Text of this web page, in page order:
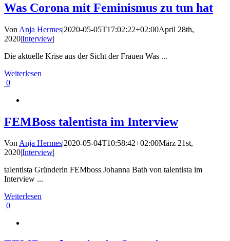
Was Corona mit Feminismus zu tun hat
Von Anja Hermes|2020-05-05T17:02:22+02:00April 28th,
2020|Interview|
Die aktuelle Krise aus der Sicht der Frauen Was ...
Weiterlesen
0
FEMBoss talentista im Interview
VonAnja Hermes|2020-05-04T10:58:42+02:00März 21st,
2020|Interview|
talentista Gründerin FEMboss Johanna Bath von talentista im
Interview ...
Weiterlesen
0